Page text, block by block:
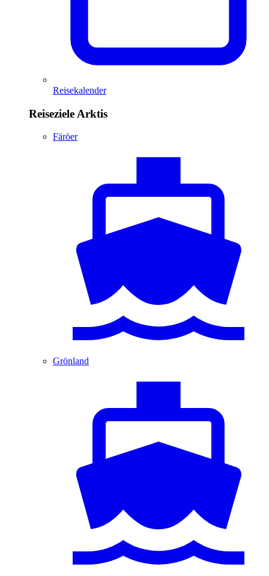
Reisekalender
Reiseziele Arktis
Färöer
Grönland